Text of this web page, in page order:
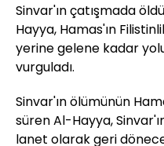
Sinvar'ın çatışmada
Hayya, Hamas'ın
yerine gelene kadar
vurguladı.
Sinvar'ın ölümünün
süren Al-Hayya,
lanet olarak geri